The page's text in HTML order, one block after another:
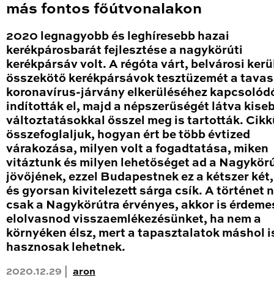
más fontos főútvonalakon
2020 legnagyobb és leghíresebb hazai
kerékpárosbarát fejlesztése a nagykörúti
kerékpársáv volt. A régóta várt, belvárosi
összekötő kerékpársávok tesztüzemét a
koronavírus-járvány elkerüléséhez
indították el, majd a népszerűségét látva
változtatásokkal ősszel meg is tartották.
összefoglaljuk, hogyan ért be több évtized
várakozása, milyen volt a fogadtatása, miken
vitáztunk és milyen lehetőséget ad a
jövőjének, ezzel Budapestnek ez a kétszer
és gyorsan kivitelezett sárga csík. A történet
csak a Nagykörútra érvényes, akkor is
elolvasnod visszaemlékezésünket, ha nem a
környéken élsz, mert a tapasztalatok máshol
hasznosak lehetnek.
2020.12.29 | aron